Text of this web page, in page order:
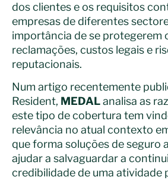
dos clientes e os requisitos
empresas de diferentes
importância de se protegerem
reclamações, custos legais e
reputacionais.
Num artigo recentemente
Resident, MEDALanalisa as
este tipo de cobertura tem
relevância no atual contexto
que forma soluções de seguro
ajudar a salvaguardar a
credibilidade de uma atividade